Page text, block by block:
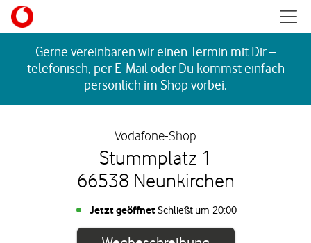
Skip to content
Gerne vereinbaren wir einen Termin mit Dir –
telefonisch, per E-Mail oder Du kommst einfach
persönlich im Shop vorbei.
Vodafone-Shop
Stummplatz 1
66538 Neunkirchen
Jetzt geöffnetSchließt um 20:00